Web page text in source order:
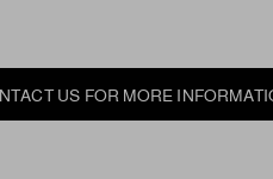
US FOR MORE